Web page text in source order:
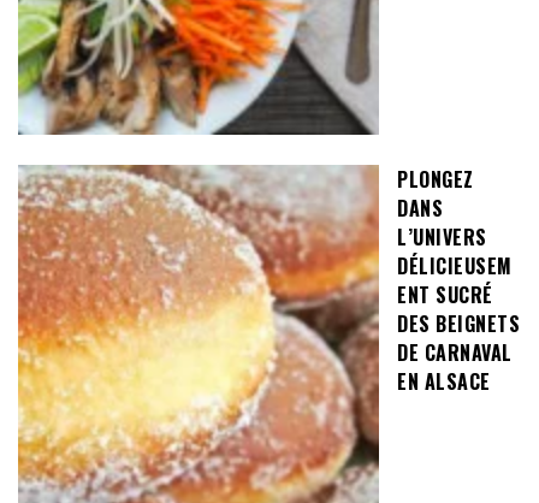
PLONGEZ
DANS
L’UNIVERS
DÉLICIEUSEM
ENT SUCRÉ
DES BEIGNETS
DE CARNAVAL
EN ALSACE